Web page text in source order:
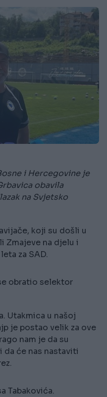
i Hercegovine je
obavila
na Svjetsko
koji su došli u
Zmajeve na djelu i
za SAD.
obratio selektor
Utakmica u našoj
je postao velik za ove
nam je da su
da će nas nastaviti
Tabakovića.